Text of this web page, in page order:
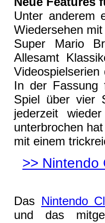
Unter anderem
Wiedersehen
Super Mario
Allesamt
In der Fassung
Spiel über vier
jederzeit
unterbrochen
mit einem
>> Nintendo
Das Nintendo
und das